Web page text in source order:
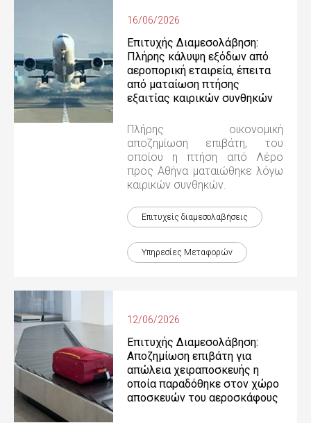
16/06/2026
Επιτυχής Διαμεσολάβηση:
Πλήρης κάλυψη εξόδων από
αεροπορική εταιρεία, έπειτα
από ματαίωση πτήσης
εξαιτίας καιρικών συνθηκών
Πλήρης οικονομική
αποζημίωση επιβάτη, του
οποίου η πτήση από Λέρο
προς Αθήνα ματαιώθηκε λόγω
καιρικών συνθηκών.
Επιτυχείς διαμεσολαβήσεις
Υπηρεσίες Μεταφορών
12/06/2026
Επιτυχής Διαμεσολάβηση:
Αποζημίωση επιβάτη για
απώλεια χειραποσκευής η
οποία παραδόθηκε στον χώρο
αποσκευών του αεροσκάφους